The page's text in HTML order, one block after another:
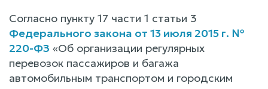
Согласно пункту 17 части 1 статьи 3
Федерального закона от 13 июля 2015 г. №
220-ФЗ «Об организации регулярных
перевозок пассажиров и багажа
автомобильным транспортом и городским